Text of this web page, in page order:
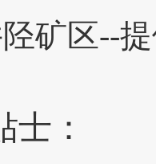
矿区--
士：